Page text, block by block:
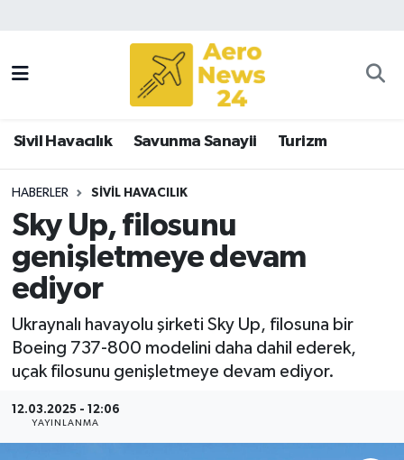
Sivil Havacılık Savunma Sanayii Turizm
HABERLER SIVIL HAVACILIK
Sky Up, filosunu
genişletmeye devam
ediyor
Ukraynalı havayolu şirketi Sky Up, filosuna bir
Boeing 737-800 modelini daha dahil ederek,
uçak filosunu genişletmeye devam ediyor.
12.03.2025 - 12:06
YAYINLANMA